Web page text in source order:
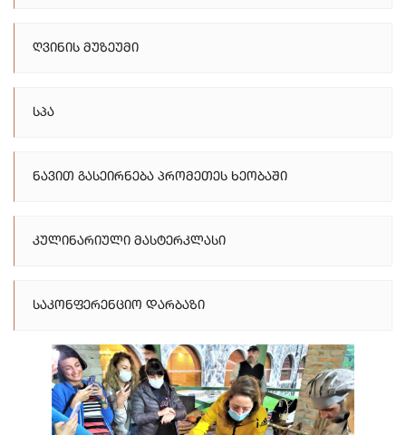
Ღვინის Მუზეუმი
Სპა
Ნავით Გასეირნება Პრომეთეს Ხეობაში
Კულინარიული Მასტერკლასი
Საკონფერენციო Დარბაზი